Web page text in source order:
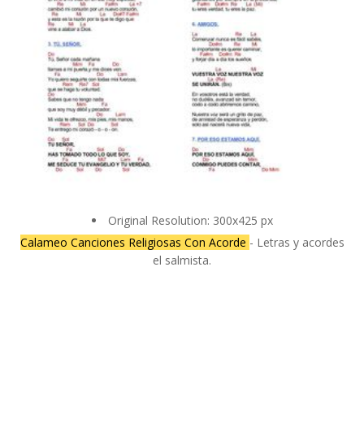
Original Resolution: 300x425 px
Calameo Canciones Religiosas Con Acorde - Letras y acordes
el salmista.